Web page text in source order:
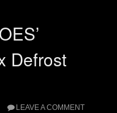
Defrost
LEAVE A COMMENT